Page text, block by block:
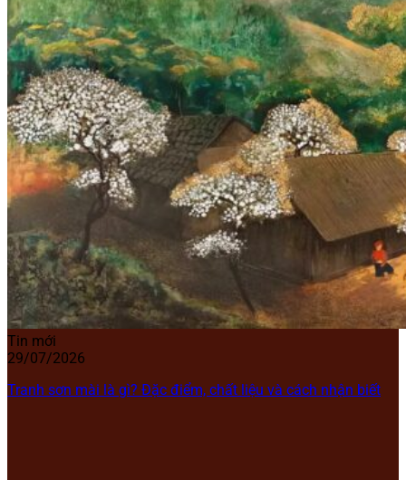
Tin mới
29/07/2026
Tranh sơn mài là gì? Đặc điểm, chất liệu và cách nhận biết